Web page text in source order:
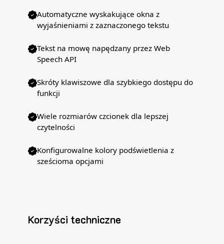
Automatyczne wyskakujące okna z
wyjaśnieniami z zaznaczonego tekstu
Tekst na mowę napędzany przez Web
Speech API
Skróty klawiszowe dla szybkiego dostępu do
funkcji
Wiele rozmiarów czcionek dla lepszej
czytelności
Konfigurowalne kolory podświetlenia z
sześcioma opcjami
Korzyści techniczne